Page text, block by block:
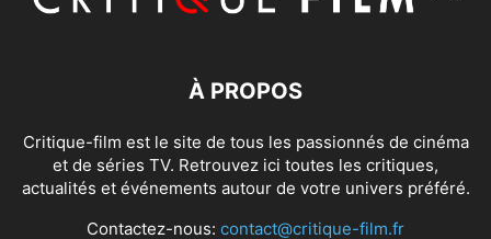
À PROPOS
Critique-film est le site de tous les passionnés de cinéma
et de séries TV. Retrouvez ici toutes les critiques,
actualités et événements autour de votre univers préféré.
Contactez-nous: contact@critique-film.fr